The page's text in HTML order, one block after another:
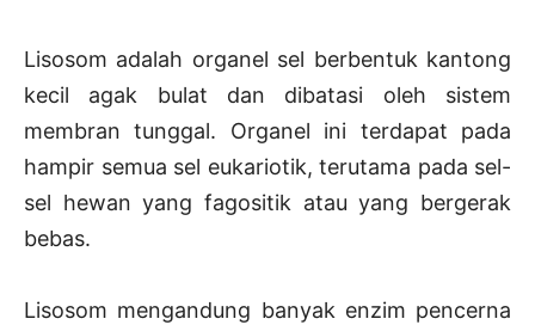
Lisosom adalah organel sel berbentuk kantong
kecil agak bulat dan dibatasi oleh sistem
membran tunggal. Organel ini terdapat pada
hampir semua sel eukariotik, terutama pada sel-
sel hewan yang fagositik atau yang bergerak
bebas.
Lisosom mengandung banyak enzim pencerna